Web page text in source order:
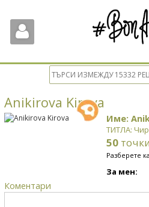
Anikirova Kirova
Име:
ТИТЛА:
50 точки
Разберете
За мен:
Коментари